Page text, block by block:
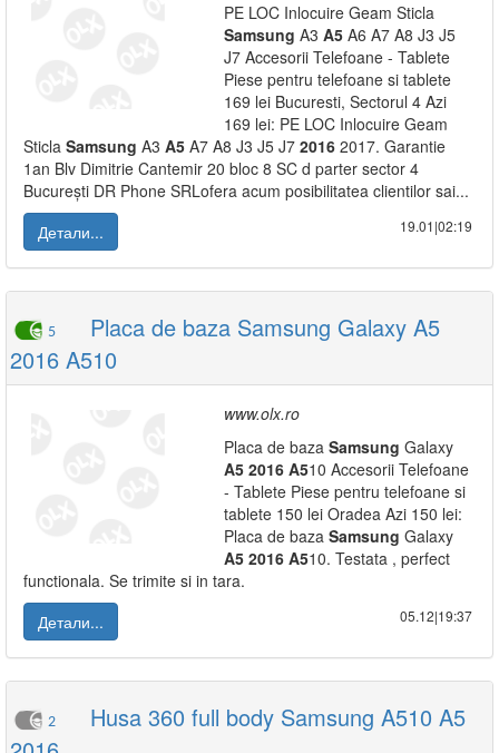
PE LOC Inlocuire Geam Sticla
Samsung A3 A5 A6 A7 A8 J3 J5
J7 Accesorii Telefoane - Tablete
Piese pentru telefoane si tablete
169 lei Bucuresti, Sectorul 4 Azi
169 lei: PE LOC Inlocuire Geam
Sticla Samsung A3 A5 A7 A8 J3 J5 J7 2016 2017. Garantie
1an Blv Dimitrie Cantemir 20 bloc 8 SC d parter sector 4
București DR Phone SRLofera acum posibilitatea clientilor sai...
Детали...
19.01|02:19
5
Placa de baza Samsung Galaxy A5
2016 A510
www.olx.ro
Placa de baza Samsung Galaxy
A5 2016 A510 Accesorii Telefoane
- Tablete Piese pentru telefoane si
tablete 150 lei Oradea Azi 150 lei:
Placa de baza Samsung Galaxy
A5 2016 A510. Testata , perfect
functionala. Se trimite si in tara.
Детали...
05.12|19:37
2
Husa 360 full body Samsung A510 A5